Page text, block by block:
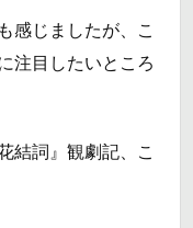
感じましたが、こ
注目したいところ
結詞』観劇記、こ